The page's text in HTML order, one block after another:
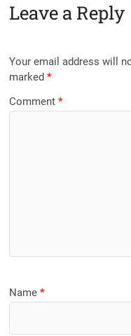
Leave a Reply
Your email address will
marked*
Comment*
Name*